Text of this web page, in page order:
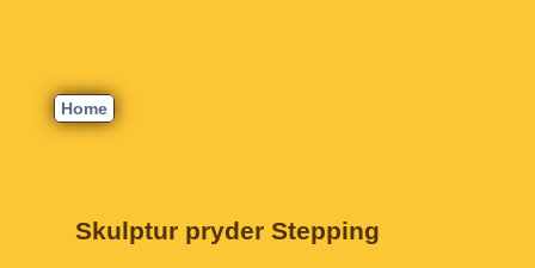
Home
Skulptur pryder Stepping